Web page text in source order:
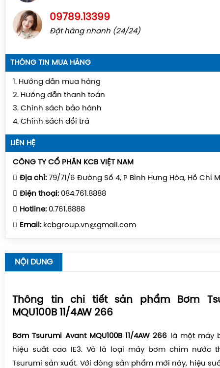
09789.13399
Đặt hàng nhanh (24/24)
THÔNG TIN MUA HÀNG
1. Hướng dẫn mua hàng
2. Hướng dẫn thanh toán
3. Chính sách bảo hành
4. Chính sách đổi trả
LIÊN HỆ
CÔNG TY CỔ PHẦN KCB VIỆT NAM
Địa chỉ: 79/71/6 Đường Số 4, P Bình Hưng Hòa, Hồ Chí
Điện thoại: 084.761.8888
Hotline: 0.761.8888
Email: kcbgroup.vn@gmail.com
NỘI DUNG
Thông tin chi tiết sản phẩm Bơm
MQU100B 11/4AW 266
Bơm Tsurumi Avant MQU100B 11/4AW 266
là một máy
hiệu suất cao IE3. Và là loại máy bơm chìm nước
Tsurumi sản xuất. Với dòng sản phẩm mới này, hiệu